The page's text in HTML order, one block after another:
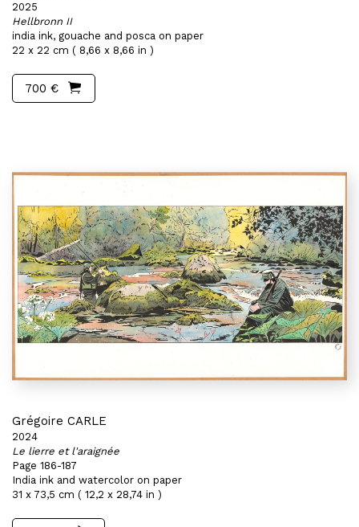
2025
Hellbronn II
india ink, gouache and posca on paper
22 x 22 cm ( 8,66 x 8,66 in )
700 €
Grégoire CARLE
2024
Le lierre et l'araignée
Page 186-187
India ink and watercolor on paper
31 x 73,5 cm ( 12,2 x 28,74 in )